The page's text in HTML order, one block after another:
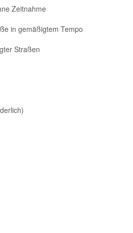
Zeitnahme
in gemäßigtem Tempo
Straßen